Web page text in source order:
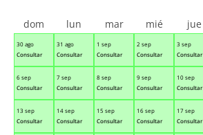
30 ago
Consultar
31 ago
Consultar
1 sep
Consultar
2 sep
Consultar
3 sep
Consultar
6 sep
Consultar
7 sep
Consultar
8 sep
Consultar
9 sep
Consultar
10 sep
Consultar
13 sep
Consultar
14 sep
Consultar
15 sep
Consultar
16 sep
Consultar
17 sep
Consultar
dom lun mar mié jue